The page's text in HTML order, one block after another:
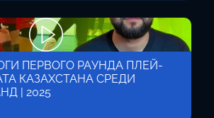
ПЕРВОГО РАУНДА ПЛЕЙ-
КАЗАХСТАНА СРЕДИ
| 2025